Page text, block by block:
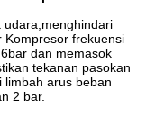
udara,menghindari
Kompresor frekuensi
dan memasok
tekanan pasokan
limbah arus beban
2 bar.